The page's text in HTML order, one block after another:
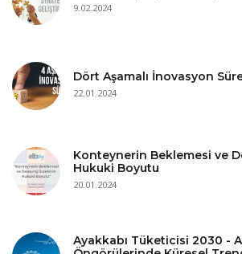
9.02.2024
Dört Aşamalı İnovasyon
22.01.2024
Konteynerin Beklemesi ve
Hukuki Boyutu
20.01.2024
Ayakkabı Tüketicisi 2030 -